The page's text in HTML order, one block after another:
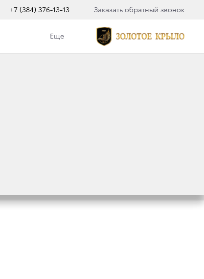
+7 (384) 376-13-13 Заказать обратный звонок
Еще